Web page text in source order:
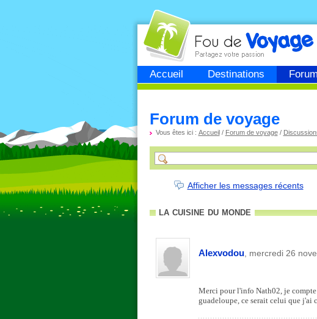
Accueil Destinations Forum
Fou devoyage
Forum de voyage
Vous êtes ici : Accueil/ Forum de voyage/
Afficher les messages récents
la cuisine du monde
Alexvodou, mercredi 26
Merci pour l'info Nath02, je compte
guadeloupe, ce serait celui que j'ai